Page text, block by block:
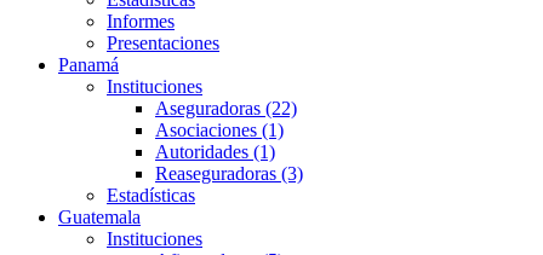
Informes
Presentaciones
Panamá
Instituciones
Aseguradoras (22)
Asociaciones (1)
Autoridades (1)
Reaseguradoras (3)
Estadísticas
Guatemala
Instituciones